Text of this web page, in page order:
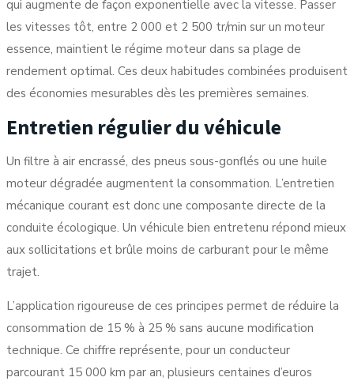
qui augmente de façon exponentielle avec la vitesse. Passer
les vitesses tôt, entre 2 000 et 2 500 tr/min sur un moteur
essence, maintient le régime moteur dans sa plage de
rendement optimal. Ces deux habitudes combinées produisent
des économies mesurables dès les premières semaines.
Entretien régulier du véhicule
Un filtre à air encrassé, des pneus sous-gonflés ou une huile
moteur dégradée augmentent la consommation. L’entretien
mécanique courant est donc une composante directe de la
conduite écologique. Un véhicule bien entretenu répond mieux
aux sollicitations et brûle moins de carburant pour le même
trajet.
L’application rigoureuse de ces principes permet de réduire la
consommation de 15 % à 25 % sans aucune modification
technique. Ce chiffre représente, pour un conducteur
parcourant 15 000 km par an, plusieurs centaines d’euros